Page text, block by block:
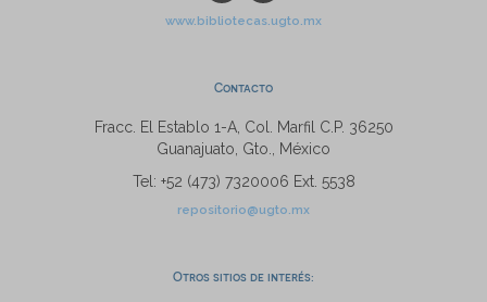
www.bibliotecas.ugto.mx
Contacto
Fracc. El Establo 1-A, Col. Marfil C.P. 36250
Guanajuato, Gto., México
Tel: +52 (473) 7320006 Ext. 5538
repositorio@ugto.mx
Otros sitios de interés: